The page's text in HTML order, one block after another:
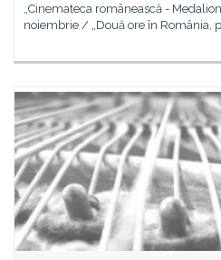
„Cinemateca românească -
noiembrie / „Două ore în România,